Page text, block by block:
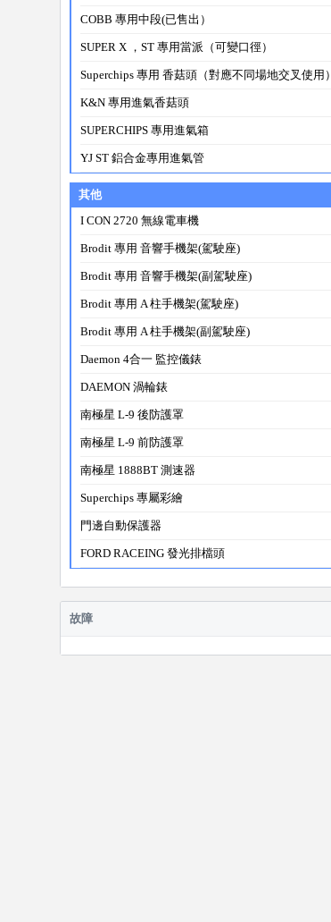
COBB 專用中段(已售出）
SUPER X ，ST 專用當派（可變口徑）
Superchips 專用 香菇頭（對應不同場地交叉使用）
K&N 專用進氣香菇頭
SUPERCHIPS 專用進氣箱
YJ ST 鋁合金專用進氣管
其他
I CON 2720 無線電車機
Brodit 專用 音響手機架(駕駛座)
Brodit 專用 音響手機架(副駕駛座)
Brodit 專用 A 柱手機架(駕駛座)
Brodit 專用 A 柱手機架(副駕駛座)
Daemon 4合一 監控儀錶
DAEMON 渦輪錶
南極星 L-9 後防護罩
南極星 L-9 前防護罩
南極星 1888BT 測速器
Superchips 專屬彩繪
門邊自動保護器
FORD RACEING 發光排檔頭
故障